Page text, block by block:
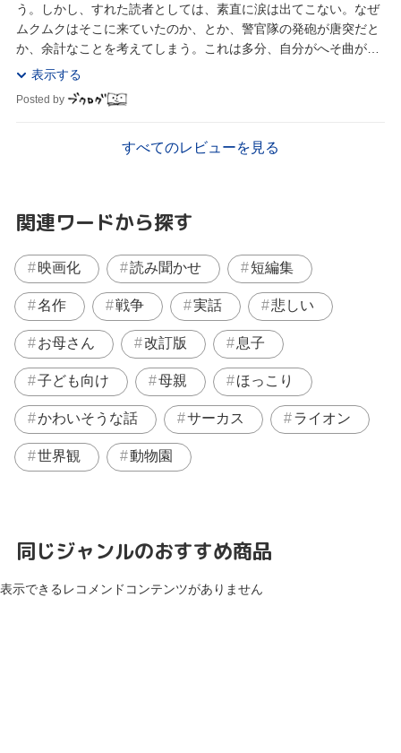
う。しかし、すれた読者としては、素直に涙は出てこない。なぜ
ムクムクはそこに来ていたのか、とか、警官隊の発砲が唐突だと
か、余計なことを考えてしまう。これは多分、自分がへそ曲がり
だからであって、多くの人の感じ方のほうが作者の意...
表示する
Posted by
すべてのレビューを見る
関連ワードから探す
映画化 読み聞かせ 短編集
名作 戦争 実話 悲しい
お母さん 改訂版 息子
子ども向け 母親 ほっこり
かわいそうな話 サーカス ライオン
世界観 動物園
同じジャンルのおすすめ商品
表示できるレコメンドコンテンツがありません